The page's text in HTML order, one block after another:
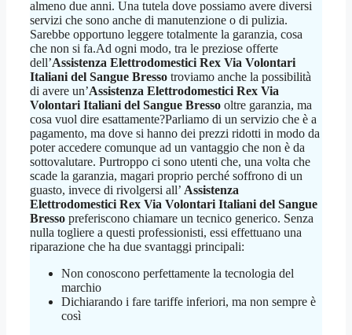
almeno due anni. Una tutela dove possiamo avere diversi
servizi che sono anche di manutenzione o di pulizia.
Sarebbe opportuno leggere totalmente la garanzia, cosa
che non si fa.Ad ogni modo, tra le preziose offerte
dell’Assistenza Elettrodomestici Rex Via Volontari
Italiani del Sangue Bresso troviamo anche la possibilità
di avere un’Assistenza Elettrodomestici Rex Via
Volontari Italiani del Sangue Bresso oltre garanzia, ma
cosa vuol dire esattamente?Parliamo di un servizio che è a
pagamento, ma dove si hanno dei prezzi ridotti in modo da
poter accedere comunque ad un vantaggio che non è da
sottovalutare. Purtroppo ci sono utenti che, una volta che
scade la garanzia, magari proprio perché soffrono di un
guasto, invece di rivolgersi all’ Assistenza
Elettrodomestici Rex Via Volontari Italiani del Sangue
Bresso preferiscono chiamare un tecnico generico. Senza
nulla togliere a questi professionisti, essi effettuano una
riparazione che ha due svantaggi principali:
Non conoscono perfettamente la tecnologia del
marchio
Dichiarando i fare tariffe inferiori, ma non sempre è
così